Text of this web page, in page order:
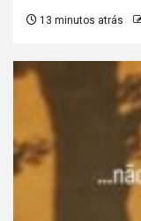
13 minutos atrás